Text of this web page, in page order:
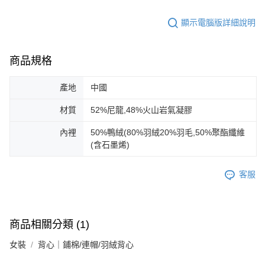
顯示電腦版詳細說明
商品規格
產地 中國
材質 52%尼龍,48%火山岩氣凝膠
內裡
50%鴨絨(80%羽絨20%羽毛,50%聚酯纖維
(含石墨烯)
客服
商品相關分類 (1)
女裝 背心｜鋪棉/連帽/羽絨背心